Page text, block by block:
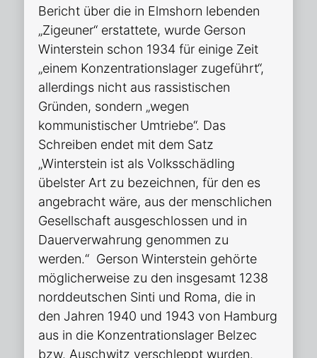
Bericht über die in Elmshorn lebenden
„Zigeuner“ erstattete, wurde Gerson
Winterstein schon 1934 für einige Zeit
„einem Konzentrationslager zugeführt“,
allerdings nicht aus rassistischen
Gründen, sondern „wegen
kommunistischer Umtriebe“. Das
Schreiben endet mit dem Satz
„Winterstein ist als Volksschädling
übelster Art zu bezeichnen, für den es
angebracht wäre, aus der menschlichen
Gesellschaft ausgeschlossen und in
Dauerverwahrung genommen zu
werden.“ Gerson Winterstein gehörte
möglicherweise zu den insgesamt 1238
norddeutschen Sinti und Roma, die in
den Jahren 1940 und 1943 von Hamburg
aus in die Konzentrationslager Belzec
bzw. Auschwitz verschleppt wurden.